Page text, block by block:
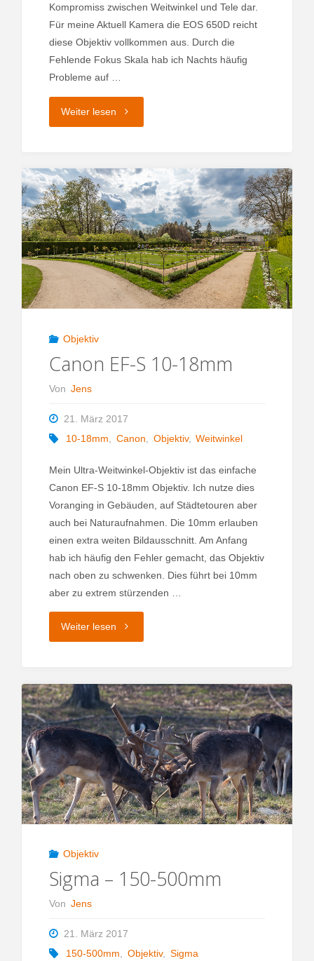
Kompromiss zwischen Weitwinkel und Tele dar.
Für meine Aktuell Kamera die EOS 650D reicht
diese Objektiv vollkommen aus. Durch die
Fehlende Fokus Skala hab ich Nachts häufig
Probleme auf …
Weiter lesen"Canon
S
18-
135mm"
Objektiv
Canon EF-S 10-18mm
Von Jens
21. März 2017
10-18mm
Canon Objektiv, Weitwinkel
Mein Ultra-Weitwinkel-Objektiv ist das einfache
Canon EF-S 10-18mm Objektiv. Ich nutze dies
Voranging in Gebäuden, auf Städtetouren aber
auch bei Naturaufnahmen. Die 10mm erlauben
einen extra weiten Bildausschnitt. Am Anfang
hab ich häufig den Fehler gemacht, das Objektiv
nach oben zu schwenken. Dies führt bei 10mm
aber zu extrem stürzenden …
Weiter lesen"Canon
S
10-
18mm"
Objektiv
Sigma – 150-500mm
Von Jens
21. März 2017
150-500mm, Objektiv, Sigma